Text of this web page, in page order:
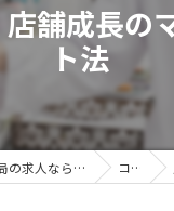
舗成長の
ト法
神奈川県の調剤薬局の求人ならシーエスメディカルネット コラム